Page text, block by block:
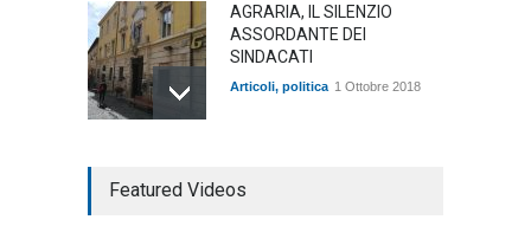
AGRARIA, IL SILENZIO
ASSORDANTE DEI
SINDACATI
Articoli, politica 1 Ottobre 2018
COMMEDIA"
Featured Videos